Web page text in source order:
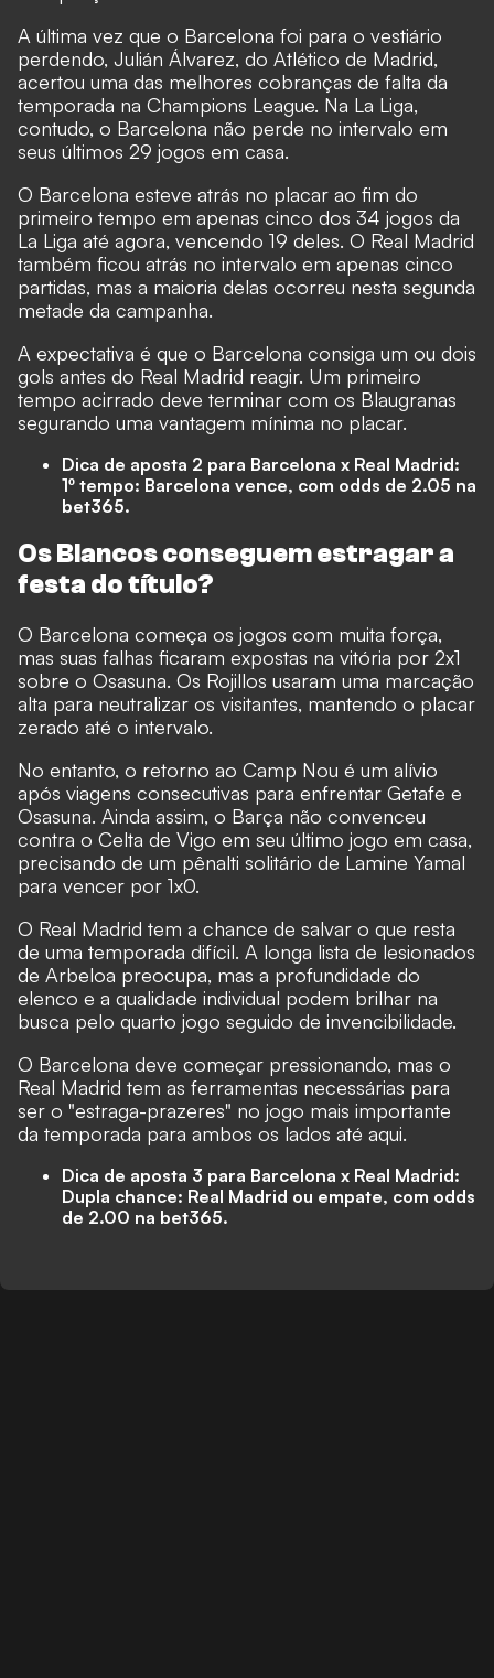
A última vez que o Barcelona foi para o vestiário
perdendo, Julián Álvarez, do Atlético de Madrid,
acertou uma das melhores cobranças de falta da
temporada na Champions League. Na La Liga,
contudo, o Barcelona não perde no intervalo em
seus últimos 29 jogos em casa.
O Barcelona esteve atrás no placar ao fim do
primeiro tempo em apenas cinco dos 34 jogos da
La Liga até agora, vencendo 19 deles. O Real Madrid
também ficou atrás no intervalo em apenas cinco
partidas, mas a maioria delas ocorreu nesta segunda
metade da campanha.
A expectativa é que o Barcelona consiga um ou dois
gols antes do Real Madrid reagir. Um primeiro
tempo acirrado deve terminar com os Blaugranas
segurando uma vantagem mínima no placar.
Dica de aposta 2 para Barcelona x Real Madrid:
1º tempo: Barcelona vence, com odds de 2.05 na
bet365.
Os Blancos conseguem estragar a
festa do título?
O Barcelona começa os jogos com muita força,
mas suas falhas ficaram expostas na vitória por 2x1
sobre o Osasuna. Os Rojillos usaram uma marcação
alta para neutralizar os visitantes, mantendo o placar
zerado até o intervalo.
No entanto, o retorno ao Camp Nou é um alívio
após viagens consecutivas para enfrentar Getafe e
Osasuna. Ainda assim, o Barça não convenceu
contra o Celta de Vigo em seu último jogo em casa,
precisando de um pênalti solitário de Lamine Yamal
para vencer por 1x0.
O Real Madrid tem a chance de salvar o que resta
de uma temporada difícil. A longa lista de lesionados
de Arbeloa preocupa, mas a profundidade do
elenco e a qualidade individual podem brilhar na
busca pelo quarto jogo seguido de invencibilidade.
O Barcelona deve começar pressionando, mas o
Real Madrid tem as ferramentas necessárias para
ser o "estraga-prazeres" no jogo mais importante
da temporada para ambos os lados até aqui.
Dica de aposta 3 para Barcelona x Real Madrid:
Dupla chance: Real Madrid ou empate, com odds
de 2.00 na bet365.